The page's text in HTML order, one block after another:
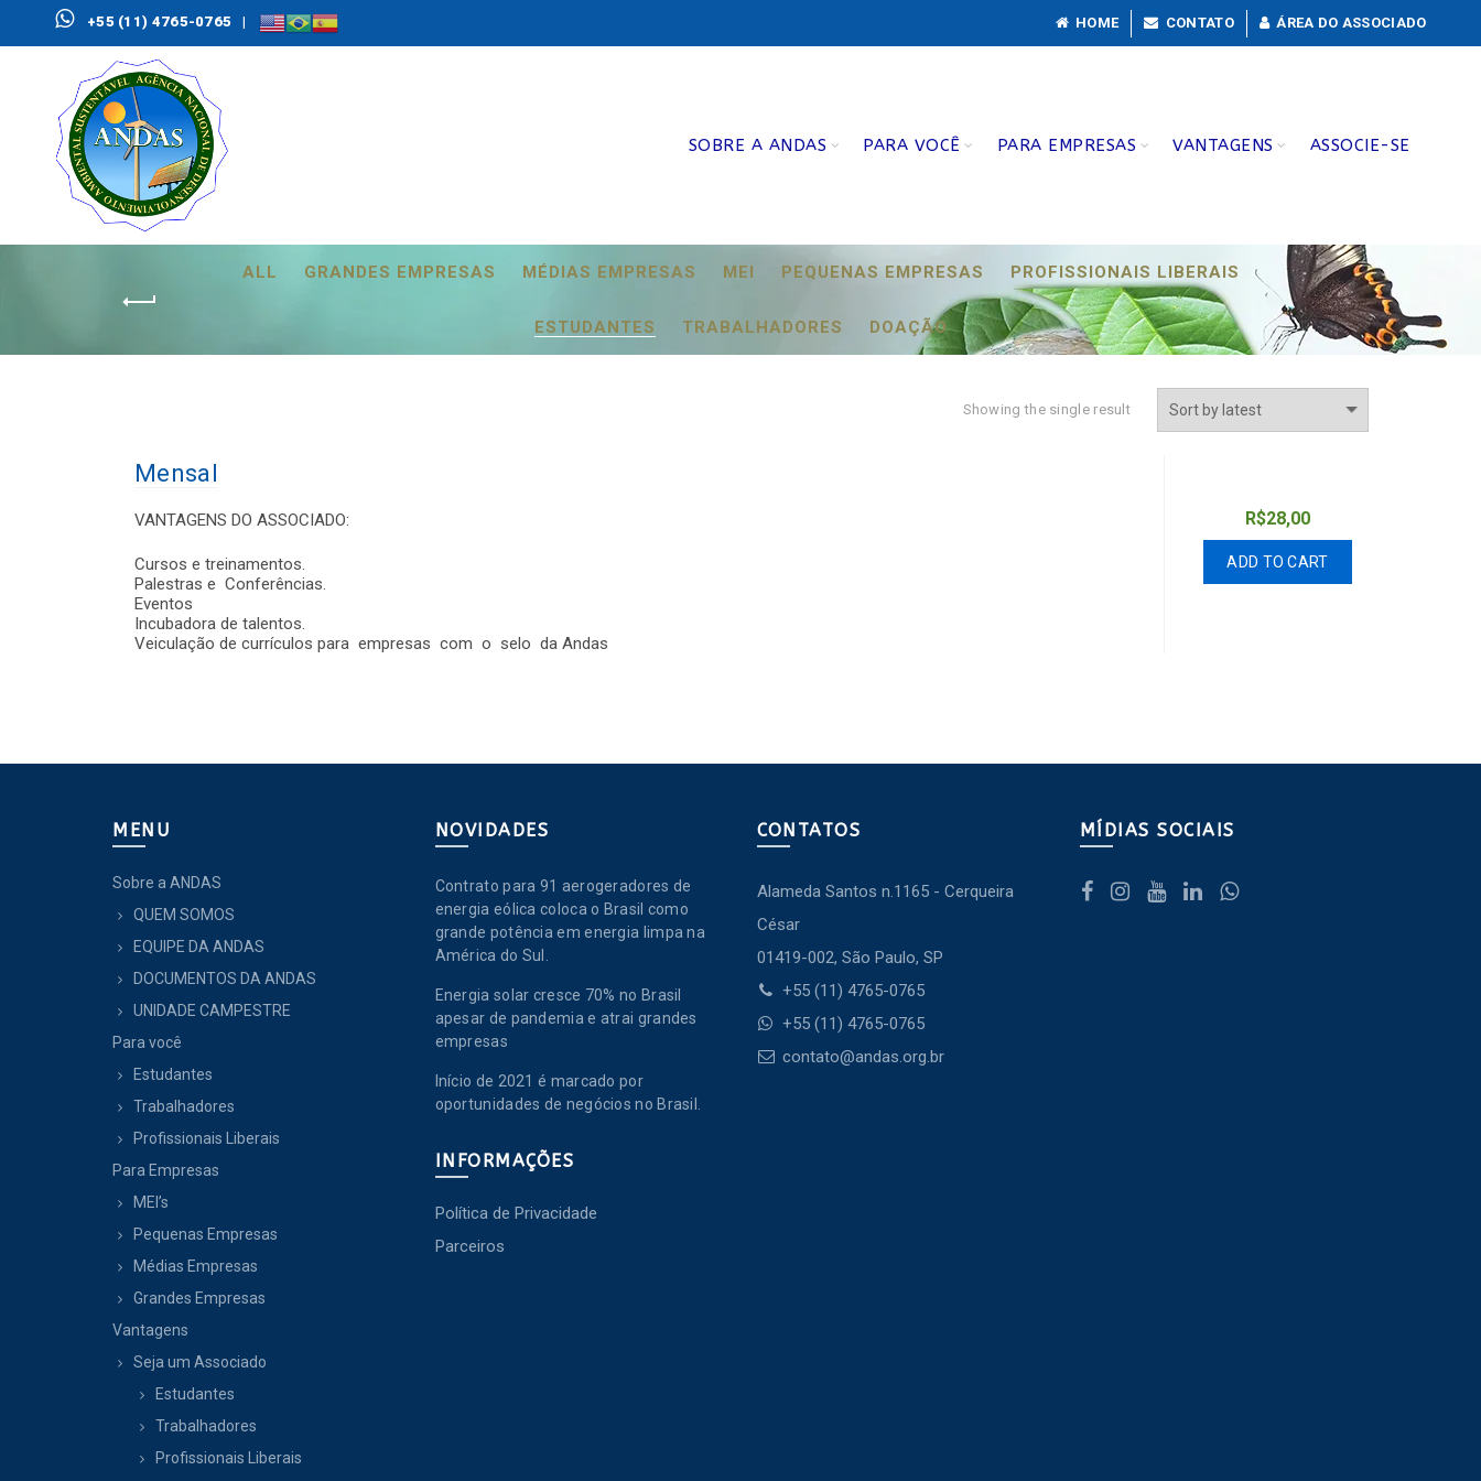
+55 (11) 4765-0765 | HOME CONTATO ÁREA DO ASSOCIADO
SOBRE A ANDAS PARA VOCÊ PARA EMPRESAS VANTAGENS ASSOCIE-SE
ALL GRANDES EMPRESAS MÉDIAS EMPRESAS MEI PEQUENAS EMPRESAS PROFISSIONAIS LIBERAIS
ESTUDANTES TRABALHADORES DOAÇÃO
Showing the single result
Mensal
VANTAGENS DO ASSOCIADO:
Cursos e treinamentos.
Palestras e Conferências.
Eventos
Incubadora de talentos.
Veiculação de currículos para empresas com o selo da Andas
R$28,00
ADD TO CART
MENU
Sobre a ANDAS
QUEM SOMOS
EQUIPE DA ANDAS
DOCUMENTOS DA ANDAS
UNIDADE CAMPESTRE
Para você
Estudantes
Trabalhadores
Profissionais Liberais
Para Empresas
MEI’s
Pequenas Empresas
Médias Empresas
Grandes Empresas
Vantagens
Seja um Associado
Estudantes
Trabalhadores
Profissionais Liberais
NOVIDADES
Contrato para 91 aerogeradores de
energia eólica coloca o Brasil como
grande potência em energia limpa na
América do Sul.
Energia solar cresce 70% no Brasil
apesar de pandemia e atrai grandes
empresas
Início de 2021 é marcado por
oportunidades de negócios no Brasil.
INFORMAÇÕES
Política de Privacidade
Parceiros
CONTATOS
Alameda Santos n.1165 - Cerqueira
César
01419-002, São Paulo, SP
+55 (11) 4765-0765
+55 (11) 4765-0765
contato@andas.org.br
MÍDIAS SOCIAIS